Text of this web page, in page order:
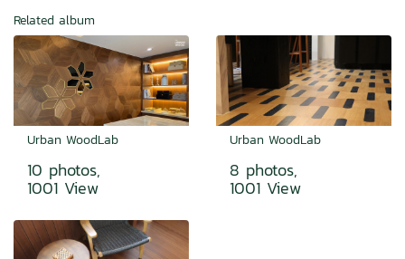
Related album
Urban WoodLab
10 photos,
1001 View
Urban WoodLab
8 photos,
1001 View